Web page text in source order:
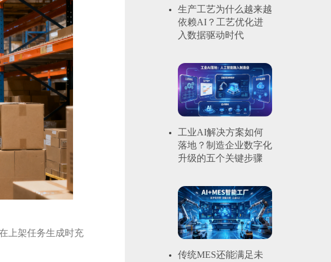
上架任务生成时充
生产工艺为什么越来越
依赖AI？工艺优化进
入数据驱动时代
工业AI解决方案如何
落地？制造企业数字化
升级的五个关键步骤
传统MES还能满足未